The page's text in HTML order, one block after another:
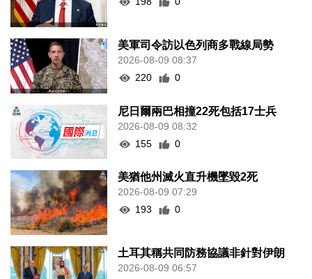
美軍司令訪以色列商多戰線局勢
2026-08-09 08:37
220
0
尼日爾兩巴相撞22死包括17士兵
2026-08-09 08:32
155
0
美猶他州滅火直升機墜毀2死
2026-08-09 07:29
193
0
土耳其稱共同防務協議非針對伊朗
2026-08-09 06:57